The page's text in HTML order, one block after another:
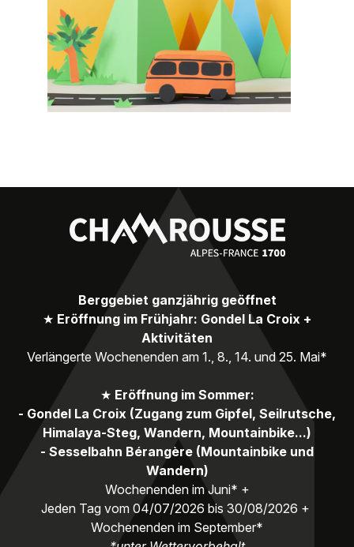
Berggebiet ganzjährig geöffnet
★ Eröffnung im Frühjahr: Gondel La Croix +
Aktivitäten
Verlängerte Wochenenden am 1., 8., 14. und 25. Mai*
★ Eröffnung im Sommer:
- Gondel La Croix (Zugang zum Gipfel, Seilrutsche,
Himalaya-Steg, Wandern, Mountainbike...)
- Sesselbahn Bérangère (Mountainbike und
Wandern)
Wochenenden im Juni* +
Jeden Tag vom 04/07/2026 bis 30/08/2026 +
Wochenenden im September*